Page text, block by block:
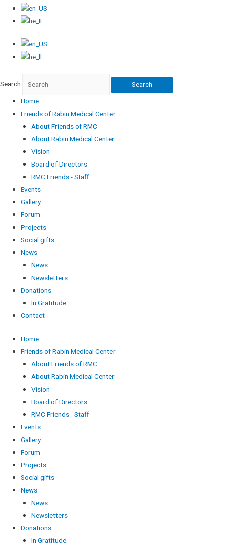
Search
Search
Home
Friends of Rabin Medical Center
About Friends of RMC
About Rabin Medical Center
Vision
Board of Directors
RMC Friends - Staff
Events
Gallery
Forum
Projects
Social gifts
News
News
Newsletters
Donations
In Gratitude
Contact
Home
Friends of Rabin Medical Center
About Friends of RMC
About Rabin Medical Center
Vision
Board of Directors
RMC Friends - Staff
Events
Gallery
Forum
Projects
Social gifts
News
News
Newsletters
Donations
In Gratitude